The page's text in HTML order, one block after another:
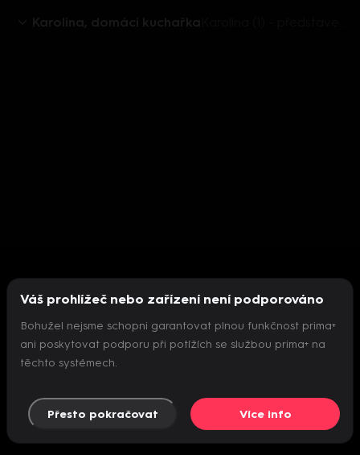
Karolína, domácí kuchařka
Nepodařilo se inicializovat přehrávač
Váš prohlížeč nebo zařízení není podporováno
Bohužel nejsme schopni garantovat plnou funkčnost prima+
ani poskytovat podporu při potížích se službou prima+ na
těchto systémech.
Přesto pokračovat Více info